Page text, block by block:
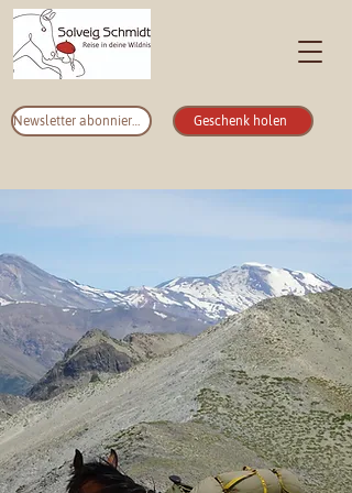
Newsletter abonnieren Geschenk holen